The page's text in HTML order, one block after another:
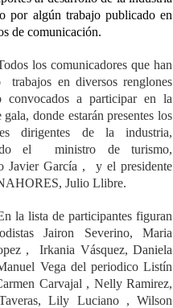
por algún trabajo publicado en
de comunicación.
los comunicadores que han
trabajos en diversos renglones
convocados a participar en la
gala, donde estarán presentes los
dirigentes de la industria,
el ministro de turismo,
Javier García , y el presidente
Julio Llibre.
la lista de participantes figuran
Jairon Severino, Maria
, Irkania Vásquez, Daniela
Vega del periodico Listín
Carvajal , Nelly Ramirez,
Lily Luciano , Wilson